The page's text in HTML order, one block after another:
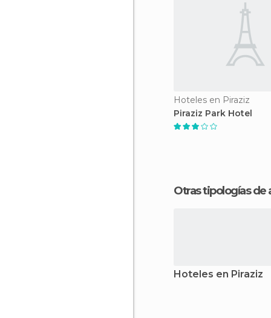
Hoteles en Piraziz
Piraziz Park Hotel
Otras tipologías
Hoteles en Piraziz